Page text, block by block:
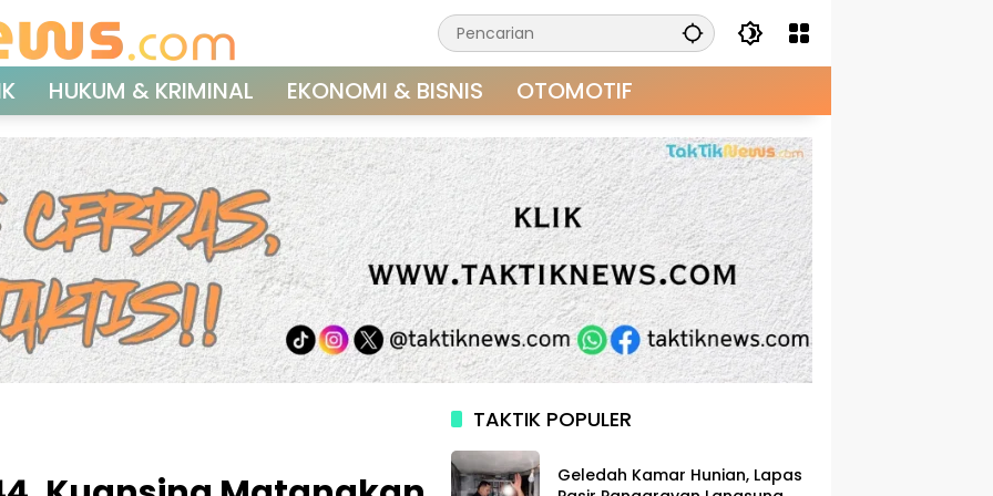
HUKUM & KRIMINAL EKONOMI & BISNIS OTOMOTIF
TAKTIK POPULER
Geledah Kamar Hunian, Lapas